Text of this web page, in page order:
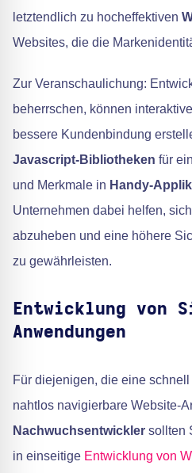
letztendlich zu hocheffektiven
Websites, die die
Zur Veranschaulichung:
beherrschen, können
bessere Kundenbindung
Javascript-Bibliotheken für
und Merkmale in Handy-
Unternehmen dabei helfen,
abzuheben und eine höhere
zu gewährleisten.
Entwicklung von
Anwendungen
Für diejenigen, die eine
nahtlos navigierbare Website-
Nachwuchsentwickler sollten
in einseitige Entwicklung von